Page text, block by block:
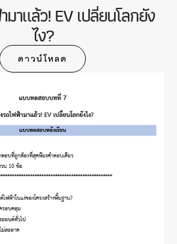
มาแล้ว! EV เปลี่ยนโลกยัง
ไง?
ดาวน์โหลด